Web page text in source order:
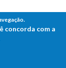
concorda com a